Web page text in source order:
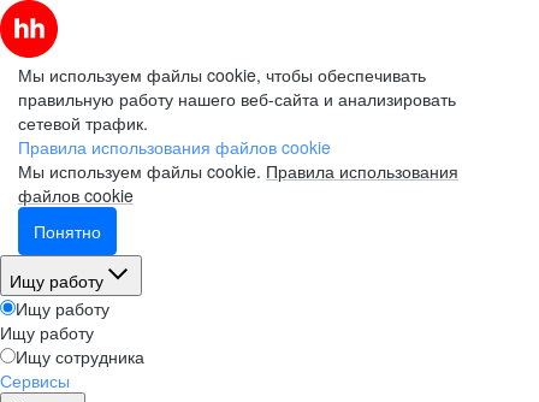
Мы используем файлы cookie, чтобы обеспечивать
правильную работу нашего веб-сайта и анализировать
сетевой трафик.
Правила использования файлов cookie
Мы используем файлы cookie. Правила использования
файлов cookie
Понятно
Ищу работу
Ищу работу
Ищу работу
Ищу сотрудника
Сервисы